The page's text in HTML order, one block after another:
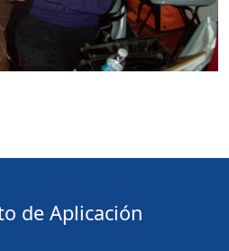
de Aplicación